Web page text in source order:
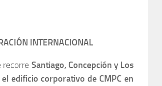
INTERNACIONAL
recorre Santiago, Concepción y Los
edificio corporativo de CMPC en